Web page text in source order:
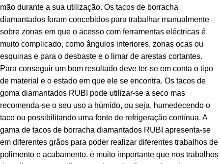
mão durante a sua utilização. Os tacos de borracha
diamantados foram concebidos para trabalhar manualmente
sobre zonas em que o acesso com ferramentas eléctricas é
muito complicado, como ângulos interiores, zonas ocas ou
esquinas e para o desbaste e o limar de arestas cortantes.
Para conseguir um bom resultado deve ter-se em conta o tipo
de material e o estado em que ele se encontra. Os tacos de
goma diamantados RUBI pode utilizar-se a seco mas
recomenda-se o seu uso a húmido, ou seja, humedecendo o
taco ou possibilitando uma fonte de refrigeração contínua. A
gama de tacos de borracha diamantados RUBI apresenta-se
em diferentes grâos para poder realizar diferentes trabalhos de
polimento e acabamento. è muito importante que nos trabalhos